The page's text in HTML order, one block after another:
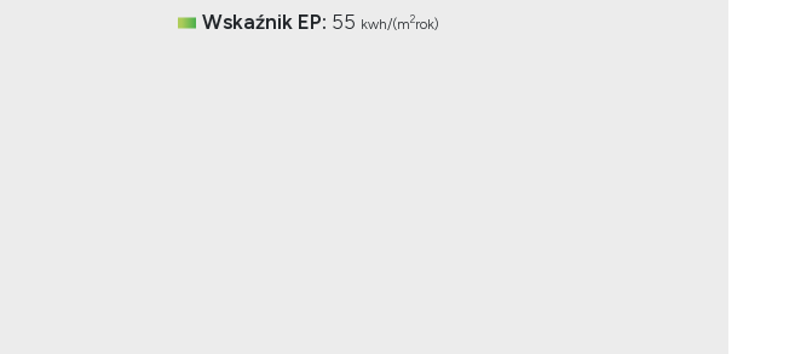
Wskaźnik EP: 55 kwh/(m2rok)